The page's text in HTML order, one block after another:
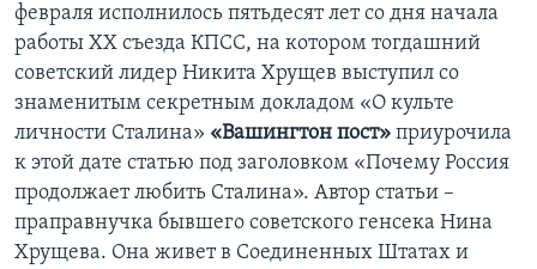
февраля исполнилось пятьдесят лет со дня начала
работы XX съезда КПСС, на котором тогдашний
советский лидер Никита Хрущев выступил со
знаменитым секретным докладом «О культе
личности Сталина» «Вашингтон пост» приурочила
к этой дате статью под заголовком «Почему Россия
продолжает любить Сталина». Автор статьи –
праправнучка бывшего советского генсека Нина
Хрущева. Она живет в Соединенных Штатах и